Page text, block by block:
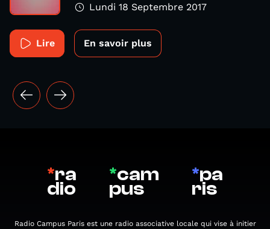
Lundi 18 Septembre 2017
Lire En savoir plus
*ra
dio
*cam
pus
*pa
ris
Radio Campus Paris est une radio associative locale qui vise à initier